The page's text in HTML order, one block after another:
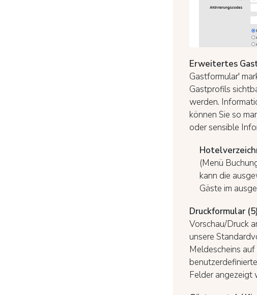
Erweitertes
Gastformular'
Gastprofils
werden.
können Sie so
oder sensible
(Menü
kann die
Gäste im
Druckformular
Vorschau/Druck
unsere
Meldescheins auf
Felder angezeigt